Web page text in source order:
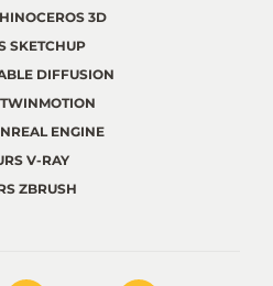
3D
SKETCHUP
DIFFUSION
ENGINE
V-RAY
ZBRUSH